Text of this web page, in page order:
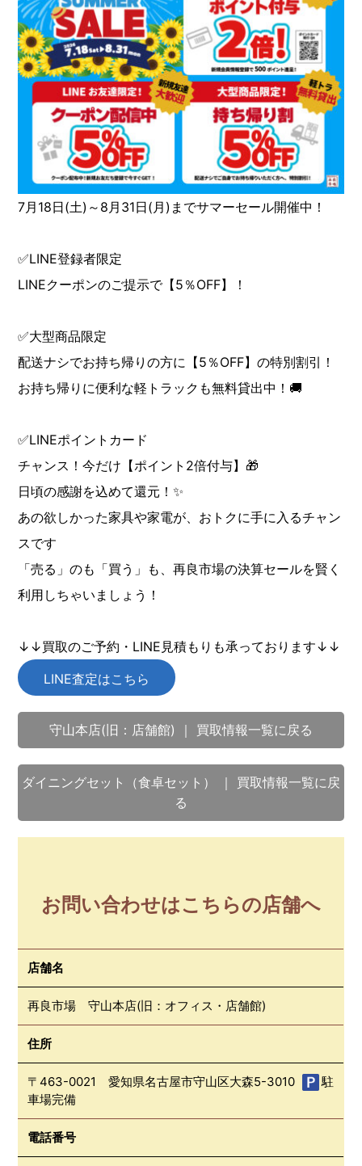
7月18日(土)～8月31日(月)までサマーセール開催中！
✅LINE登録者限定
LINEクーポンのご提示で【5％OFF】！
✅大型商品限定
配送ナシでお持ち帰りの方に【5％OFF】の特別割引！
お持ち帰りに便利な軽トラックも無料貸出中！🚚
✅LINEポイントカード
チャンス！今だけ【ポイント2倍付与】🎁
日頃の感謝を込めて還元！✨
あの欲しかった家具や家電が、おトクに手に入るチャン
スです
「売る」のも「買う」も、再良市場の決算セールを賢く
利用しちゃいましょう！
↓↓買取のご予約・LINE見積もりも承っております↓↓
LINE査定はこちら
守山本店(旧：店舗館) ｜ 買取情報一覧に戻る
ダイニングセット（食卓セット） ｜ 買取情報一覧に戻
る
お問い合わせはこちらの店舗へ
店舗名
再良市場 守山本店(旧：オフィス・店舗館)
住所
〒463-0021 愛知県名古屋市守山区大森5-3010
駐
車場完備
電話番号